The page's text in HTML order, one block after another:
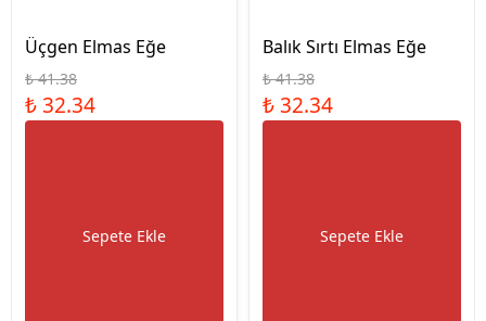
Üçgen Elmas Eğe
₺ 41.38
₺ 32.34
Sepete Ekle
Balık Sırtı Elmas Eğe
₺ 41.38
₺ 32.34
Sepete Ekle